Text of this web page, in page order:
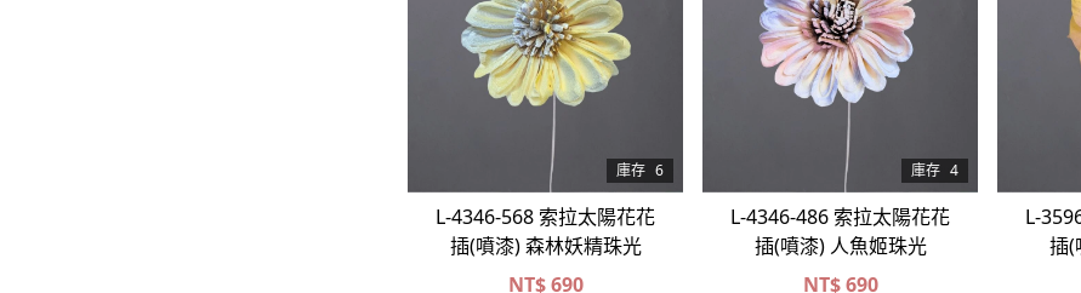
庫存 6
L-4346-568 索拉太陽花花
插(噴漆) 森林妖精珠光
NT$690
庫存 4
L-4346-486 索拉太陽花花
插(噴漆) 人魚姬珠光
NT$690
L-
插(